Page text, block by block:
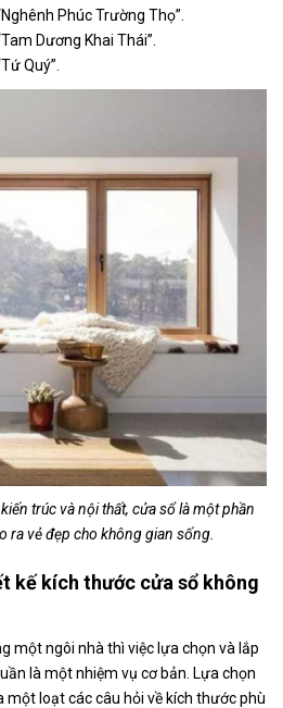
Phúc Trường Thọ”.
Dương Khai Thái”.
Quý”.
trúc và nội thất, cửa sổ là một phần
ra vẻ đẹp cho không gian sống.
kế kích thước cửa sổ không
một ngôi nhà thì việc lựa chọn và lắp
là một nhiệm vụ cơ bản. Lựa chọn
một loạt các câu hỏi về kích thước phù